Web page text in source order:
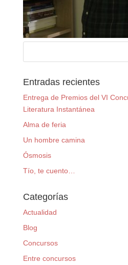
Entradas recientes
Entrega de Premios del VI
Literatura Instantánea
Alma de feria
Un hombre camina
Ósmosis
Tío, te cuento…
Categorías
Actualidad
Blog
Concursos
Entre concursos